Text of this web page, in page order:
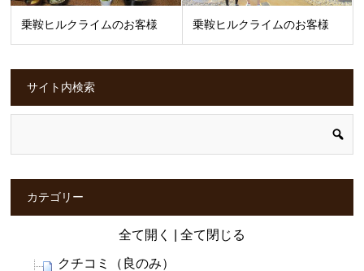
乗鞍ヒルクライムのお客様 乗鞍ヒルクライムのお客様
サイト内検索
カテゴリー
全て開く 全て閉じる
クチコミ（良のみ）